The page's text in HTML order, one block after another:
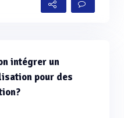
intégrer un
pour des